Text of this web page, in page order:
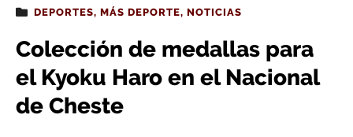
DEPORTES, MÁS DEPORTE, NOTICIAS
Colección de medallas para
el Kyoku Haro en el Nacional
de Cheste